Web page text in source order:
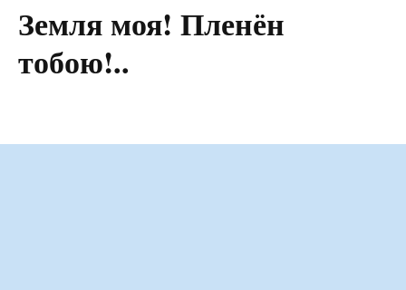
Земля моя! Пленён
тобою!..